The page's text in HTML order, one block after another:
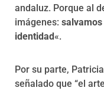
andaluz. Porque al
imágenes:
identidad«.
Por su parte,
señalado que “el